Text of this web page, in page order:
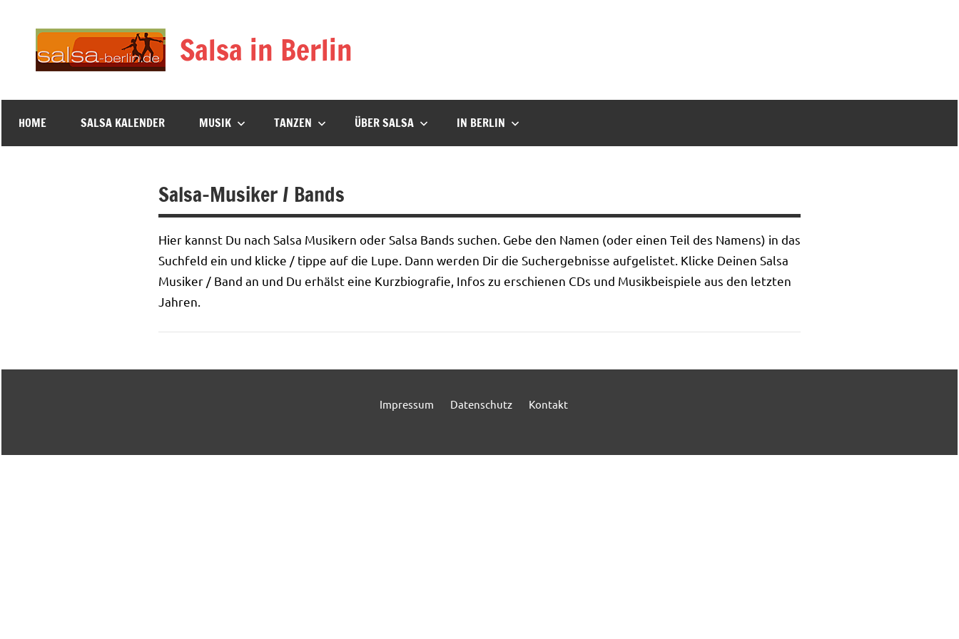
springen
Salsa in Berlin
HOME SALSA KALENDER MUSIK TANZEN ÜBER SALSA IN BERLIN
Salsa-Musiker / Bands
Hier kannst Du nach Salsa Musikern oder Salsa Bands suchen. Gebe den Namen (oder einen Teil des Namens) in das
Suchfeld ein und klicke / tippe auf die Lupe. Dann werden Dir die Suchergebnisse aufgelistet. Klicke Deinen Salsa
Musiker / Band an und Du erhälst eine Kurzbiografie, Infos zu erschienen CDs und Musikbeispiele aus den letzten
Jahren.
Impressum Datenschutz Kontakt